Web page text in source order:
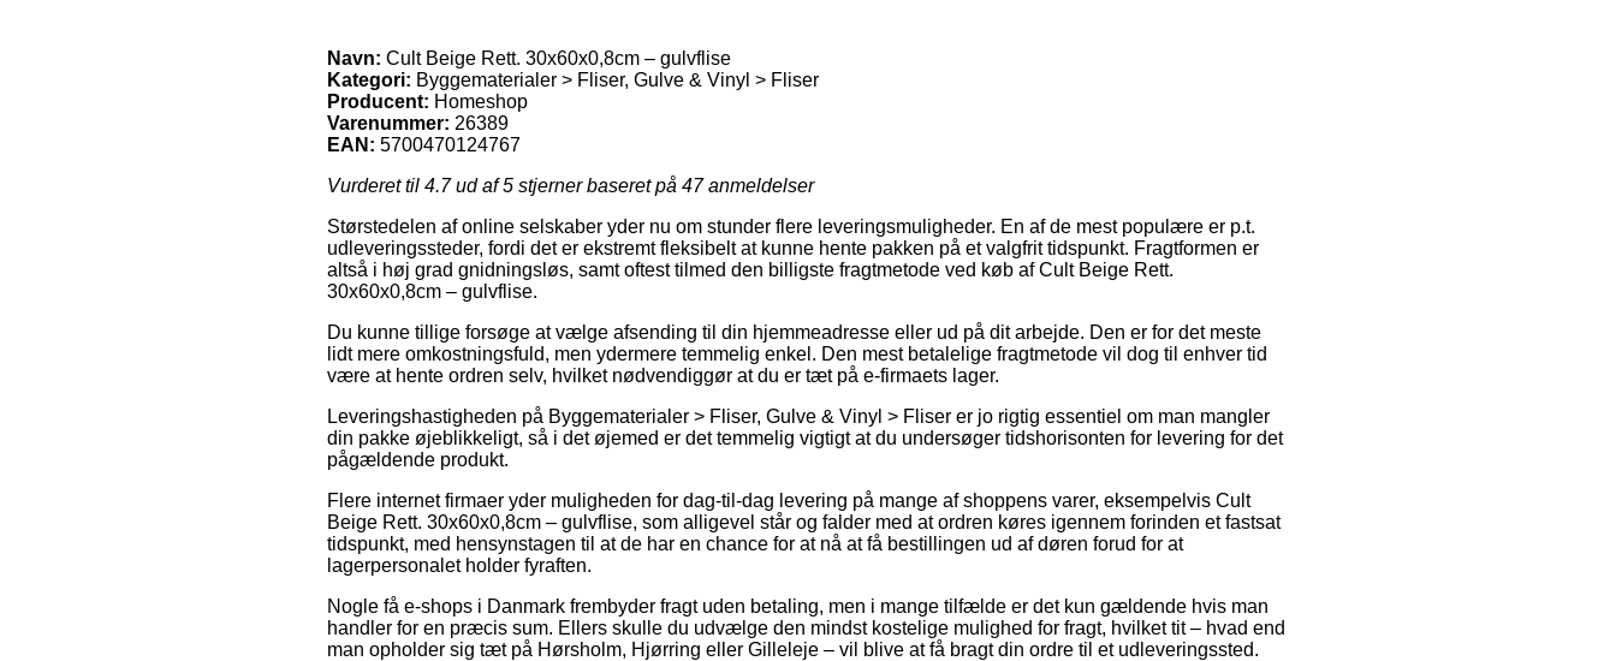
Navn: Cult Beige Rett. 30x60x0,8cm – gulvflise
Kategori: Byggematerialer > Fliser, Gulve & Vinyl > Fliser
Producent: Homeshop
Varenummer: 26389
EAN: 5700470124767
Vurderet til 4.7ud af 5 stjerner baseret på 47anmeldelser
Størstedelen af online selskaber yder nu om stunder flere leveringsmuligheder. En af de mest populære er p.t.
udleveringssteder, fordi det er ekstremt fleksibelt at kunne hente pakken på et valgfrit tidspunkt. Fragtformen er
altså i høj grad gnidningsløs, samt oftest tilmed den billigste fragtmetode ved køb af Cult Beige Rett.
30x60x0,8cm – gulvflise.
Du kunne tillige forsøge at vælge afsending til din hjemmeadresse eller ud på dit arbejde. Den er for det meste
lidt mere omkostningsfuld, men ydermere temmelig enkel. Den mest betalelige fragtmetode vil dog til enhver tid
være at hente ordren selv, hvilket nødvendiggør at du er tæt på e-firmaets lager.
Leveringshastigheden på Byggematerialer > Fliser, Gulve & Vinyl > Fliser er jo rigtig essentiel om man mangler
din pakke øjeblikkeligt, så i det øjemed er det temmelig vigtigt at du undersøger tidshorisonten for levering for det
pågældende produkt.
Flere internet firmaer yder muligheden for dag-til-dag levering på mange af shoppens varer, eksempelvis Cult
Beige Rett. 30x60x0,8cm – gulvflise, som alligevel står og falder med at ordren køres igennem forinden et fastsat
tidspunkt, med hensynstagen til at de har en chance for at nå at få bestillingen ud af døren forud for at
lagerpersonalet holder fyraften.
Nogle få e-shops i Danmark frembyder fragt uden betaling, men i mange tilfælde er det kun gældende hvis man
handler for en præcis sum. Ellers skulle du udvælge den mindst kostelige mulighed for fragt, hvilket tit – hvad end
man opholder sig tæt på Hørsholm, Hjørring eller Gilleleje – vil blive at få bragt din ordre til et udleveringssted.